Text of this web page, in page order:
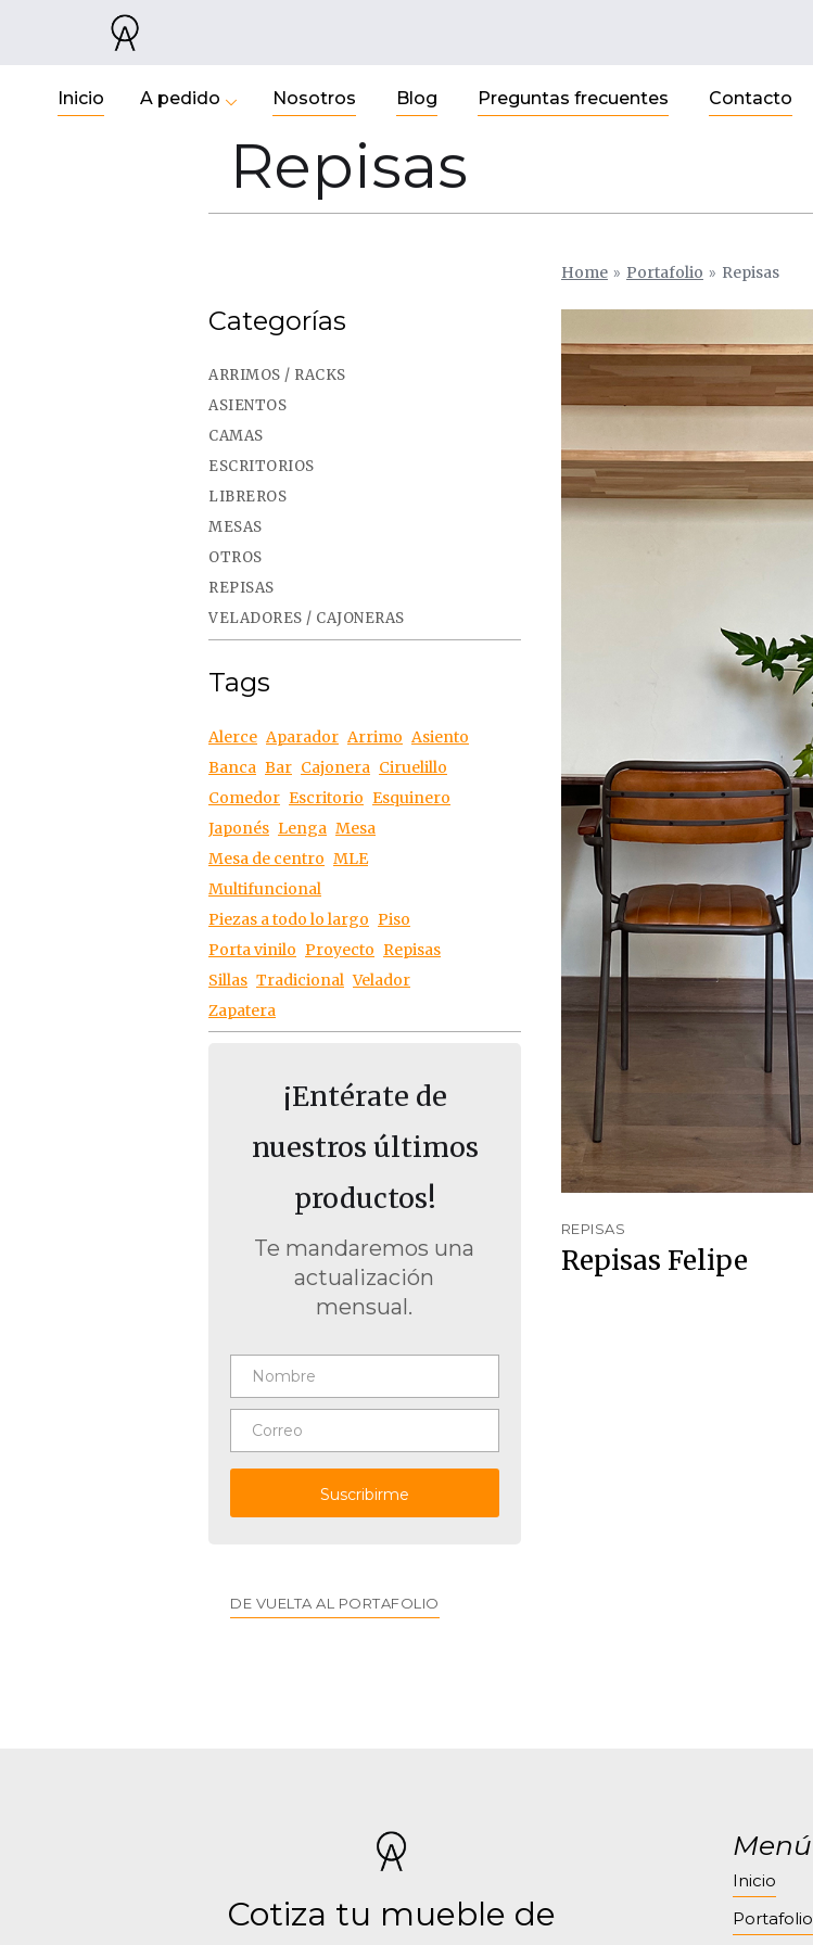
Inicio A pedido Nosotros Blog Preguntas frecuentes Contacto
Repisas
Categorías
ARRIMOS / RACKS
ASIENTOS
CAMAS
ESCRITORIOS
LIBREROS
MESAS
OTROS
REPISAS
VELADORES / CAJONERAS
Tags
Alerce Aparador Arrimo Asiento
Banca Bar Cajonera Ciruelillo
Comedor Escritorio Esquinero
Japonés Lenga Mesa
Mesa de centro MLE
Multifuncional
Piezas a todo lo largo Piso
Porta vinilo Proyecto Repisas
Sillas Tradicional Velador
Zapatera
¡Entérate de
nuestros últimos
productos!
Te mandaremos una
actualización
mensual.
Home » Portafolio » Repisas
REPISAS
Repisas Felipe
DE VUELTA AL PORTAFOLIO
Cotiza tu mueble de
Menú
Inicio
Portafolio